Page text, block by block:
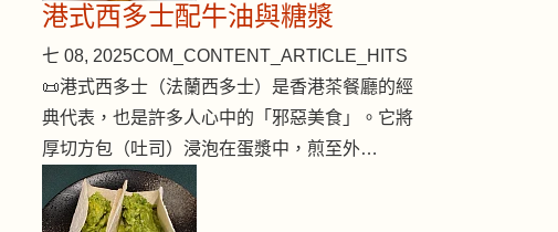
港式西多士配牛油與糖漿
七 08, 2025COM_CONTENT_ARTICLE_HITS
📜港式西多士（法蘭西多士）是香港茶餐廳的經
典代表，也是許多人心中的「邪惡美食」。它將
厚切方包（吐司）浸泡在蛋漿中，煎至外…